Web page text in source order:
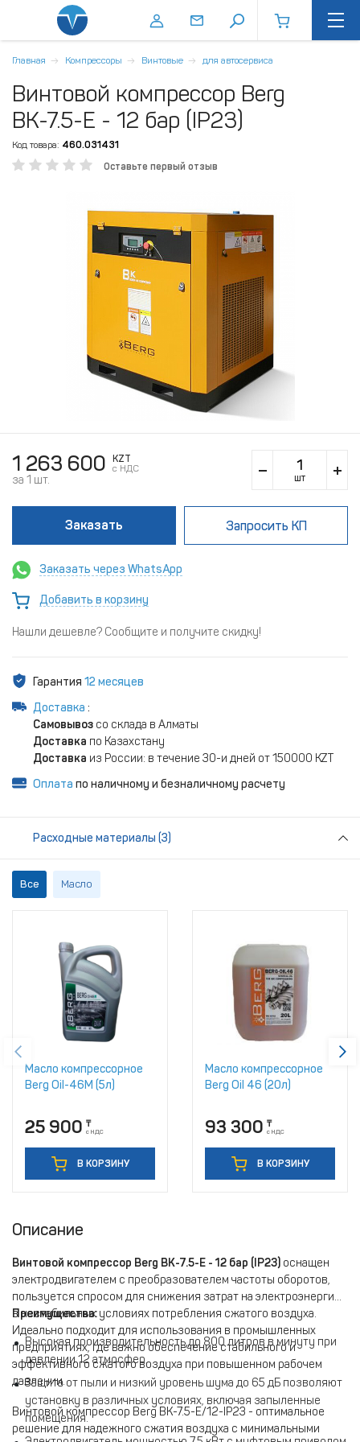
Главная Компрессоры Винтовые для автосервиса
Винтовой компрессор Berg
ВК-7.5-E - 12 бар (IP23)
Код товара: 460.031431
Оставьте первый отзыв
1 263 600
KZT
c НДС
за 1 шт. шт
Заказать Запросить КП
Заказать через WhatsApp
Добавить в корзину
Нашли дешевле? Сообщите и получите скидку!
Гарантия 12 месяцев
Доставка :
Самовывоз со склада в Алматы
Доставка по Казахстану
Доставка из России: в течение 30-и дней от 150000 KZT
Оплата по наличному и безналичному расчету
Расходные материалы (3)
Все Масло
Масло компрессорное
Berg Oil-46M (5л)
25 900 ₸
с НДС
В КОРЗИНУ
Масло компрессорное
Berg Oil 46 (20л)
93 300 ₸
с НДС
В КОРЗИНУ
Описание
Винтовой компрессор Berg ВК-7.5-E - 12 бар (IP23) оснащен
электродвигателем с преобразователем частоты оборотов,
пользуется спросом для снижения затрат на электроэнергию
в нестабильных условиях потребления сжатого воздуха.
Идеально подходит для использования в промышленных
предприятиях, где важно обеспечение стабильного и
эффективного сжатого воздуха при повышенном рабочем
давлении.
Преимущества:
Высокая производительность до 800 литров в минуту при
давлении 12 атмосфер.
Защита от пыли и низкий уровень шума до 65 дБ позволяют
установку в различных условиях, включая запыленные
помещения.
Винтовой компрессор Berg ВК-7.5-E/12-IP23 - оптимальное
решение для надежного сжатия воздуха с минимальными